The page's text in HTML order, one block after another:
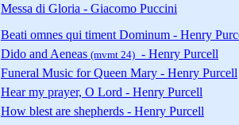
Messa di Gloria - Giacomo Puccini
Beati omnes qui timent Dominum - Henry
Dido and Aeneas (mvmt 24) - Henry Purcell
Funeral Music for Queen Mary - Henry Purcell
Hear my prayer, O Lord - Henry Purcell
How blest are shepherds - Henry Purcell